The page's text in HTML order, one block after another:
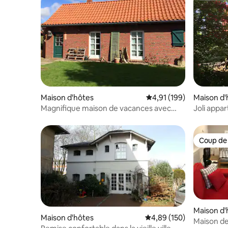
Maison d'hôtes Évaluation moyenne
4,91 (199)
Magnifique maison de vacances avec
Maison
Joli
Maison d'hôtes Évaluation moyenne
4,89 (150)
Coup
Coup
Maison
Maison